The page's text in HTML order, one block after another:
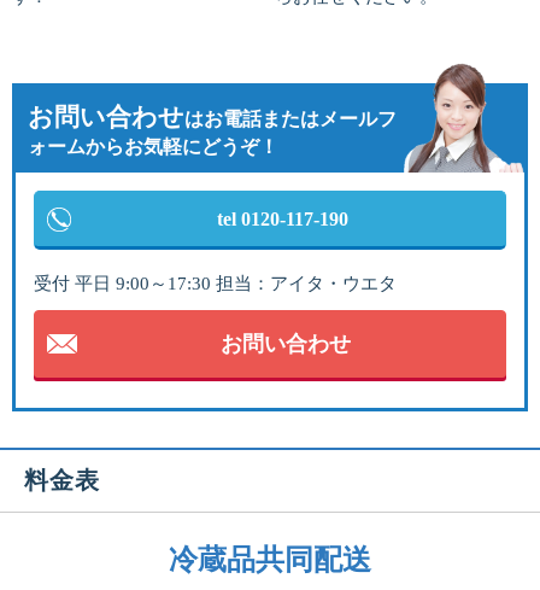
お問い合わせはお電話またはメールフ
ォームからお気軽にどうぞ！
tel 0120-117-190
受付 平日 9:00～17:30 担当：アイタ・ウエタ
お問い合わせ
料金表
冷蔵品共同配送